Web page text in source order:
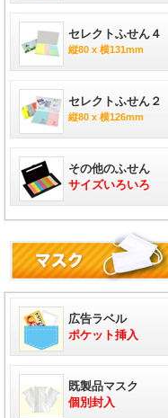
セレクトふせん４
縦80 x 横131mm
セレクトふせん２
縦80 x 横126mm
その他のふせん
サイズいろいろ
広告ラベル
ポケット挿入
既製品マスク
個別封入